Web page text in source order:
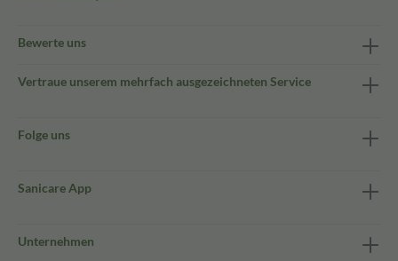
Bewerte uns
Vertraue unserem mehrfach ausgezeichneten Service
Folge uns
Sanicare App
Unternehmen